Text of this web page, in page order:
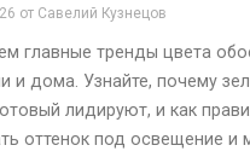
от Савелий Кузнецов
главные тренды цвета
и дома. Узнайте, почему
лидируют, и как
оттенок под освещение и